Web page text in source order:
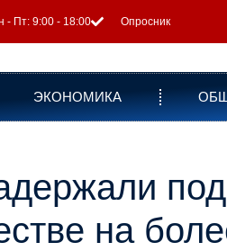
- Пт: 9:00 - 18:00 Опросник
ЭКОНОМИКА
на